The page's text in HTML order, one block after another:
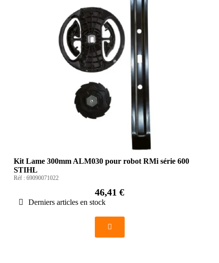
Kit Lame 300mm ALM030 pour robot RMi série 600
STIHL
Réf : 69090071022
46,41 €
Derniers articles en stock